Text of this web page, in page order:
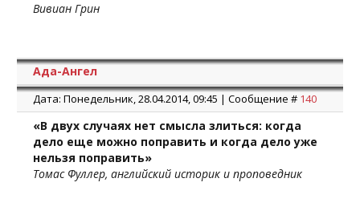
Вивиан Грин
Ада-Ангел
Дата: Понедельник, 28.04.2014, 09:45 | Сообщение # 140
«В двух случаях нет смысла злиться: когда
дело еще можно поправить и когда дело уже
нельзя поправить»
Томас Фуллер, английский историк и проповедник